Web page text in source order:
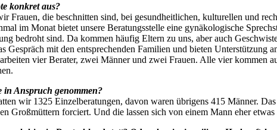
konkret aus?
Frauen, die beschnitten sind, bei gesundheitlichen, kulturellen und
im Monat bietet unsere Beratungsstelle eine gynäkologische
bedroht sind. Da kommen häufig Eltern zu uns, aber auch
Gespräch mit den entsprechenden Familien und bieten
vier Berater, zwei Männer und zwei Frauen. Alle vier kommen
in Anspruch genommen?
wir 1325 Einzelberatungen, davon waren übrigens 415 Männer.
Großmüttern forciert. Und die lassen sich von einem Mann eher etwas